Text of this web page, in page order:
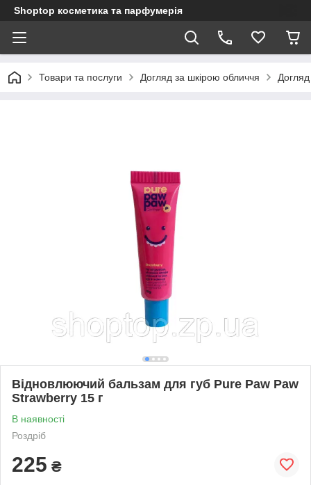
Shoptop косметика та парфумерія
Товари та послуги Догляд за шкірою обличчя
Відновлюючий бальзам для губ Pure Paw Paw
Strawberry 15 г
В наявності
Роздріб
225 ₴